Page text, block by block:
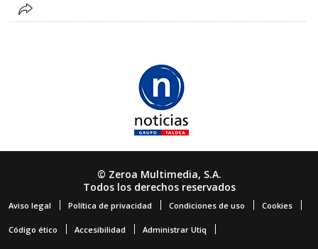
© Zeroa Multimedia, S.A.
Todos los derechos reservados
Aviso legal Política de privacidad Condiciones de uso Cookies
Código ético Accesibilidad Administrar Utiq